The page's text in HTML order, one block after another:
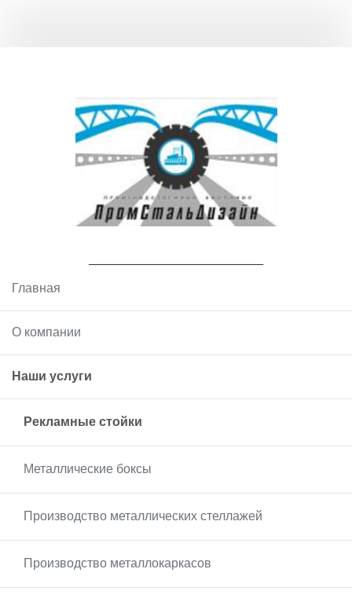
Главная
О компании
Наши услуги
Рекламные стойки
Металлические боксы
Производство металлических стеллажей
Производство металлокаркасов